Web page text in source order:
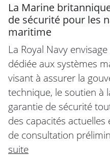
La Marine
de sécurité pour les
maritime
La Royal Navy
dédiée aux systèmes
visant à assurer la
technique, le soutien à
garantie de sécurité
des capacités
de consultation
suite